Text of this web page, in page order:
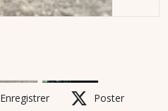
Enregistrer Poster